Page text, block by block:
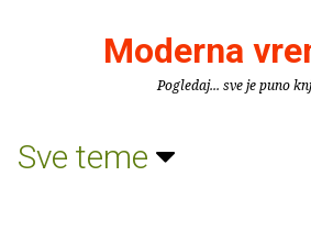
Moderna
Pogledaj... sve je puno
Sve teme